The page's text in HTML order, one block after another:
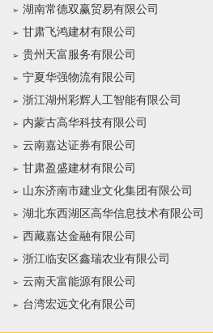
湖南常德双赢贸易有限公司
甘肃飞鸿建材有限公司
贵州天富服务有限公司
宁夏华强物流有限公司
浙江湖州彩辉人工智能有限公司
内蒙古高华科技有限公司
云南嘉达证券有限公司
甘肃盈盛建材有限公司
山东济南市建业文化集团有限公司
湖北东西湖区高华信息技术有限公司
西藏嘉达金融有限公司
浙江临安区鑫瑞农业有限公司
云南天富能源有限公司
台湾宏远文化有限公司